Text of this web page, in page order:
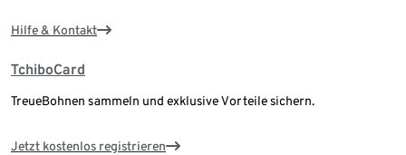
Hilfe & Kontakt
TchiboCard
TreueBohnen sammeln und exklusive Vorteile sichern.
Jetzt kostenlos registrieren